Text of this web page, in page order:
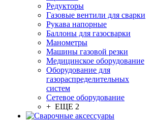
Редукторы
Газовые вентили для сварки
Рукава напорные
Баллоны для газосварки
Манометры
Машины газовой резки
Медицинское оборудование
Оборудование для
газораспределительных
систем
Сетевое оборудование
+ ЕЩЕ 2